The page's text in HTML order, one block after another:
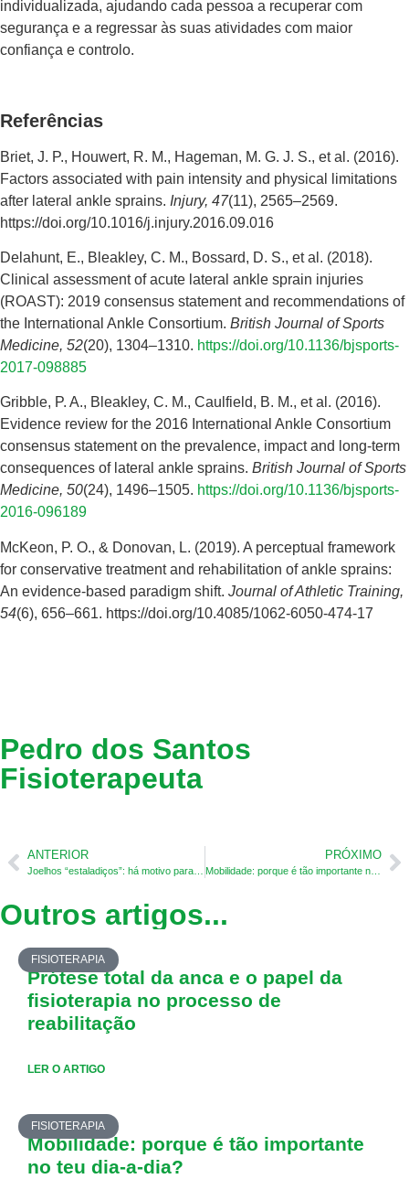
individualizada, ajudando cada pessoa a recuperar com
segurança e a regressar às suas atividades com maior
confiança e controlo.
Referências
Briet, J. P., Houwert, R. M., Hageman, M. G. J. S., et al. (2016).
Factors associated with pain intensity and physical limitations
after lateral ankle sprains. Injury, 47(11), 2565–2569.
https://doi.org/10.1016/j.injury.2016.09.016
Delahunt, E., Bleakley, C. M., Bossard, D. S., et al. (2018).
Clinical assessment of acute lateral ankle sprain injuries
(ROAST): 2019 consensus statement and recommendations of
the International Ankle Consortium. British Journal of Sports
Medicine, 52(20), 1304–1310. https://doi.org/10.1136/bjsports-
2017-098885
Gribble, P. A., Bleakley, C. M., Caulfield, B. M., et al. (2016).
Evidence review for the 2016 International Ankle Consortium
consensus statement on the prevalence, impact and long-term
consequences of lateral ankle sprains. British Journal of Sports
Medicine, 50(24), 1496–1505. https://doi.org/10.1136/bjsports-
2016-096189
McKeon, P. O., & Donovan, L. (2019). A perceptual framework
for conservative treatment and rehabilitation of ankle sprains:
An evidence-based paradigm shift. Journal of Athletic Training,
54(6), 656–661. https://doi.org/10.4085/1062-6050-474-17
Pedro dos Santos
Fisioterapeuta
ANTERIOR PRÓXIMO
Mobilidade: porque é tão importante no teu dia-a-dia?
Outros artigos...
FISIOTERAPIA
Prótese total da anca e o papel da
fisioterapia no processo de
reabilitação
LER O ARTIGO
FISIOTERAPIA
Mobilidade: porque é tão importante
no teu dia-a-dia?